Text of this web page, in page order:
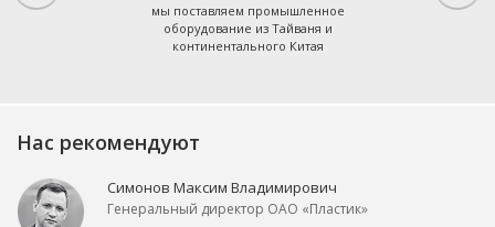
мы поставляем промышленное
оборудование из Тайваня и
континентального Китая
Нас рекомендуют
Симонов Максим Владимирович
Генеральный директор ОАО «Пластик»